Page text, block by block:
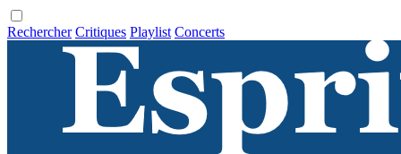
Rechercher Critiques Playlist Concerts